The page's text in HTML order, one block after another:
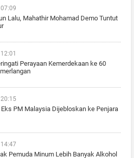
Lalu, Mahathir Mohamad Demo Tuntut
Perayaan Kemerdekaan ke 60
Eks PM Malaysia Dijebloskan ke Penjara
Pemuda Minum Lebih Banyak Alkohol